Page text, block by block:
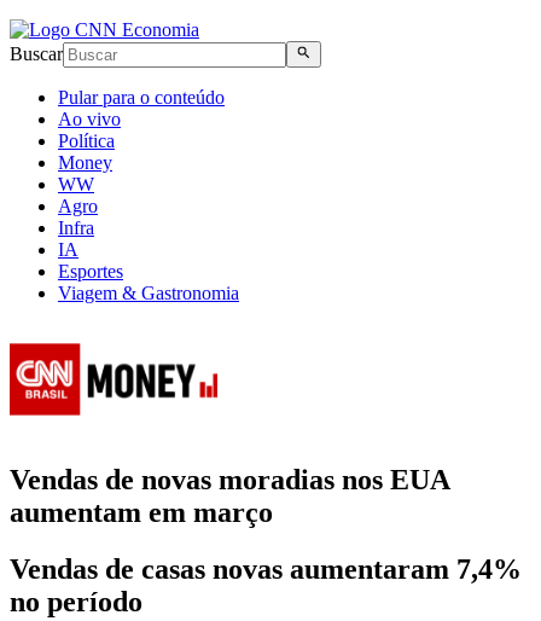
Buscar
Pular para o conteúdo
Ao vivo
Política
Money
WW
Agro
Infra
IA
Esportes
Viagem & Gastronomia
Vendas de novas moradias nos EUA
aumentam em março
Vendas de casas novas aumentaram 7,4%
no período